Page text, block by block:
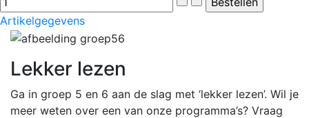
Artikelgegevens
Lekker lezen
Ga in groep 5 en 6 aan de slag met ‘lekker lezen’. Wil je
meer weten over een van onze programma’s? Vraag